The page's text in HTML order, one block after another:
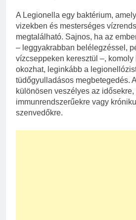
A Legionella egy baktérium,
vizekben és mesterséges
megtalálható. Sajnos, ha az
– leggyakrabban belélegzéssel,
vízcseppeken keresztül –, komoly
okozhat, leginkább a
tüdőgyulladásos megbetegedés.
különösen veszélyes az
immunrendszerűekre vagy
szenvedőkre.